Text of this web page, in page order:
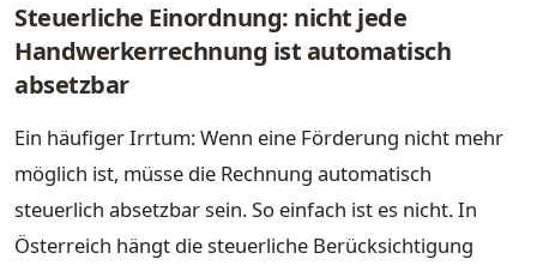
Steuerliche Einordnung: nicht jede
Handwerkerrechnung ist automatisch
absetzbar
Ein häufiger Irrtum: Wenn eine Förderung nicht mehr
möglich ist, müsse die Rechnung automatisch
steuerlich absetzbar sein. So einfach ist es nicht. In
Österreich hängt die steuerliche Berücksichtigung